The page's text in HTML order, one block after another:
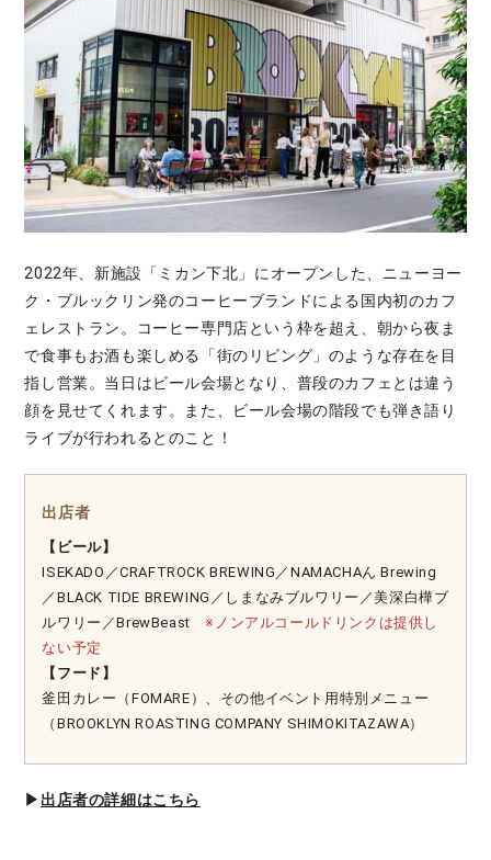
2022年、新施設「ミカン下北」にオープンした、ニューヨー
ク・ブルックリン発のコーヒーブランドによる国内初のカフ
ェレストラン。コーヒー専門店という枠を超え、朝から夜ま
で食事もお酒も楽しめる「街のリビング」のような存在を目
指し営業。当日はビール会場となり、普段のカフェとは違う
顔を見せてくれます。また、ビール会場の階段でも弾き語り
ライブが行われるとのこと！
出店者
【ビール】
ISEKADO／CRAFTROCK BREWING／NAMACHAん Brewing
／BLACK TIDE BREWING／しまなみブルワリー／美深白樺ブ
ルワリー／BrewBeast※ノンアルコールドリンクは提供し
ない予定
【フード】
釜田カレー（FOMARE）、その他イベント用特別メニュー
（BROOKLYN ROASTING COMPANY SHIMOKITAZAWA）
▶︎ 出店者の詳細はこちら